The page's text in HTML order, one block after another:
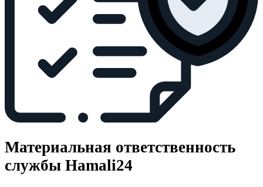
Материальная ответственность
службы Hamali24